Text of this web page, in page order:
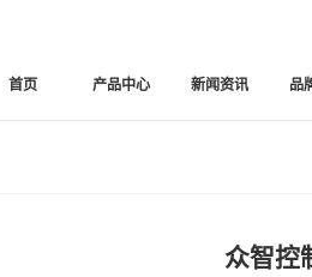
首页 产品中心 新闻资讯 品
众智控